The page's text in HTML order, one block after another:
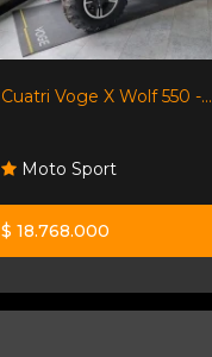
Cuatri Voge X Wolf 550 -...
Moto Sport
$ 18.768.000